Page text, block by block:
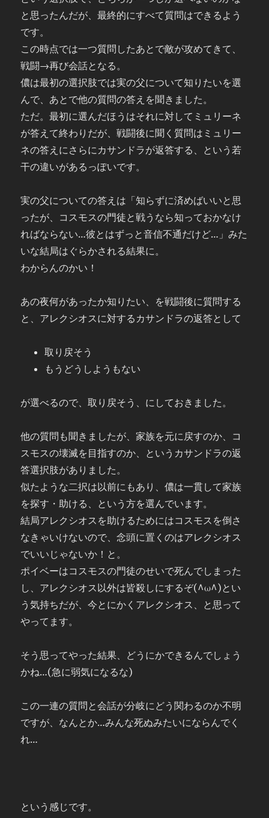
と思ったんだが、最終的にすべて質問はできるよう
です。
この時点では一つ質問したあとで敵が攻めてきて、
戦闘→再び会話となる。
儂は最初の選択肢では実の父について知りたいを選
んで、あとで他の質問の答えを聞きました。
ただ。最初に選んだほうはそれに対してミュリーネ
が答えて終わりだが、戦闘後に聞く質問はミュリー
ネの答えにさらにカサンドラが返答する、という若
干の違いがあるっぽいです。
実の父についての答えは「知らずに済めばいいと思
ったが、コスモスの門徒と戦うなら知っておかなけ
ればならない…彼とはずっと音信不通だけど…」みた
いな結局はぐらかされる結果に。
わからんのかい！
あの夜何があったか知りたい、を戦闘後に質問する
と、アレクシオスに対するカサンドラの返答として
取り戻そう
もうどうしようもない
が選べるので、取り戻そう、にしておきました。
他の質問も聞きましたが、家族を元に戻すのか、コ
スモスの壊滅を目指すのか、というカサンドラの返
答選択肢がありました。
似たような二択は以前にもあり、儂は一貫して家族
を探す・助ける、という方を選んでいます。
結局アレクシオスを助けるためにはコスモスを倒さ
なきゃいけないので、念頭に置くのはアレクシオス
でいいじゃないか！と。
ポイベーはコスモスの門徒のせいで死んでしまった
し、アレクシオス以外は皆殺しにするぞ(^ω^)とい
う気持ちだが、今とにかくアレクシオス、と思って
やってます。
そう思ってやった結果、どうにかできるんでしょう
かね…(急に弱気になるな)
この一連の質問と会話が分岐にどう関わるのか不明
ですが、なんとか…みんな死ぬみたいにならんでく
れ…
という感じです。